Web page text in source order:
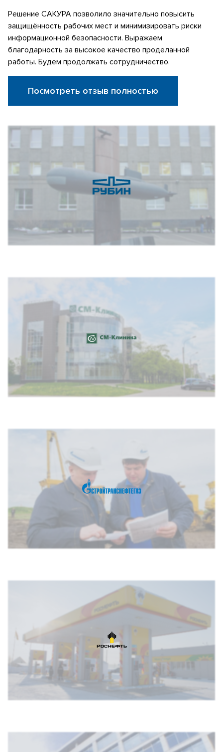
Решение САКУРА позволило значительно повысить
защищённость рабочих мест и минимизировать риски
информационной безопасности. Выражаем
благодарность за высокое качество проделанной
работы. Будем продолжать сотрудничество.
Посмотреть отзыв полностью